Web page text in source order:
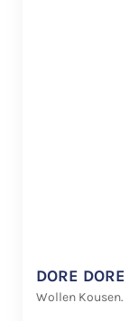
DORE DORE
Wollen Kousen.